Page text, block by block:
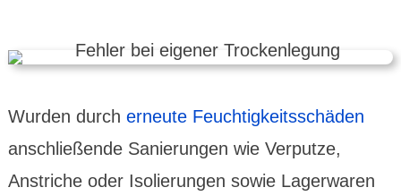
Wurden durch erneute Feuchtig­keits­schäden
anschließende Sanie­rungen wie Verputze,
Anstriche oder Isolie­rungen sowie Lager­waren